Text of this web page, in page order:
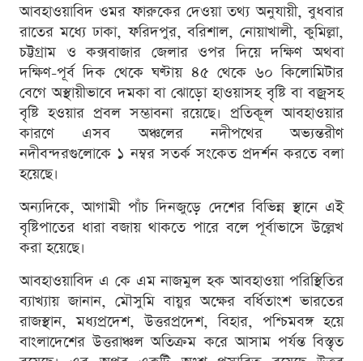
আবহাওয়াবিদ ওমর ফারুকের দেওয়া তথ্য অনুযায়ী, বুধবার
রাতের মধ্যে ঢাকা, ফরিদপুর, বরিশাল, নোয়াখালী, কুমিল্লা,
চট্টগ্রাম ও কক্সবাজার জেলার ওপর দিয়ে দক্ষিণ অথবা
দক্ষিণ-পূর্ব দিক থেকে ঘণ্টায় ৪৫ থেকে ৬০ কিলোমিটার
বেগে অস্থায়ীভাবে দমকা বা ঝোড়ো হাওয়াসহ বৃষ্টি বা বজ্রসহ
বৃষ্টি হওয়ার প্রবল সম্ভাবনা রয়েছে। প্রতিকূল আবহাওয়ার
কারণে এসব অঞ্চলের নদীপথের অভ্যন্তরীণ
নদীবন্দরগুলোকে ১ নম্বর সতর্ক সংকেত প্রদর্শন করতে বলা
হয়েছে।
অন্যদিকে, আগামী পাঁচ দিনজুড়ে দেশের বিভিন্ন স্থানে এই
বৃষ্টিপাতের ধারা বজায় থাকতে পারে বলে পূর্বাভাসে উল্লেখ
করা হয়েছে।
আবহাওয়াবিদ এ কে এম নাজমুল হক আবহাওয়া পরিস্থিতির
ব্যাখ্যায় জানান, মৌসুমি বায়ুর অক্ষের বর্ধিতাংশ ভারতের
রাজস্থান, মধ্যপ্রদেশ, উত্তরপ্রদেশ, বিহার, পশ্চিমবঙ্গ হয়ে
বাংলাদেশের উত্তরাঞ্চল অতিক্রম করে আসাম পর্যন্ত বিস্তৃত